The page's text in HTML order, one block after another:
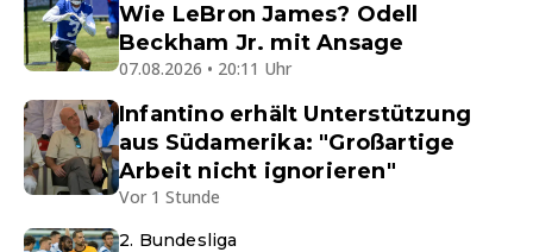
Wie LeBron James? Odell
Beckham Jr. mit Ansage
07.08.2026 • 20:11 Uhr
Infantino erhält Unterstützung
aus Südamerika: "Großartige
Arbeit nicht ignorieren"
Vor 1 Stunde
2. Bundesliga